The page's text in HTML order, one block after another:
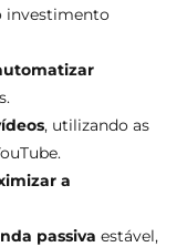
investimento
, utilizando as
a
passiva estável,